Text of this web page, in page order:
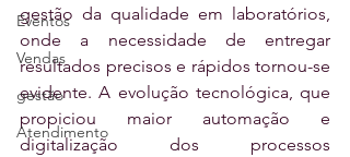
Eventos
Vendas
gestão
Atendimento
gestão da qualidade em laboratórios,
onde a necessidade de entregar
resultados precisos e rápidos tornou-se
evidente. A evolução tecnológica, que
propiciou maior automação e
digitalização dos processos